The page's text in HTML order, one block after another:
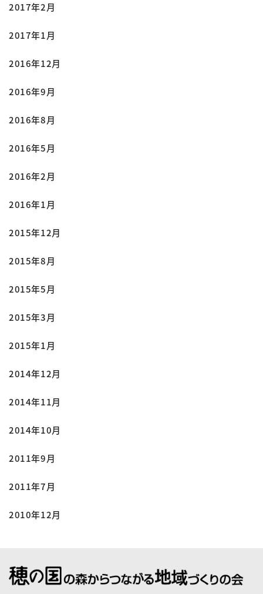
2017年2月
2017年1月
2016年12月
2016年9月
2016年8月
2016年5月
2016年2月
2016年1月
2015年12月
2015年8月
2015年5月
2015年3月
2015年1月
2014年12月
2014年11月
2014年10月
2011年9月
2011年7月
2010年12月